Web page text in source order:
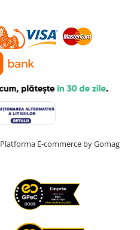
Platforma E-commerce by Gomag